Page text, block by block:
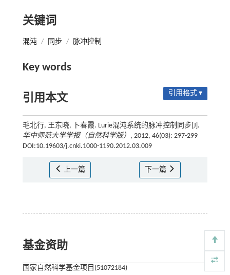
关键词
混沌 / 同步 / 脉冲控制
Key words
引用本文 引用格式 ▾
毛北行, 王东晓, 卜春霞. Lurie混沌系统的脉冲控制同步[J].
华中师范大学学报（自然科学版） , 2012, 46(03): 297-299
DOI:10.19603/j.cnki.1000-1190.2012.03.009
上一篇 下一篇
基金资助
国家自然科学基金项目(51072184)